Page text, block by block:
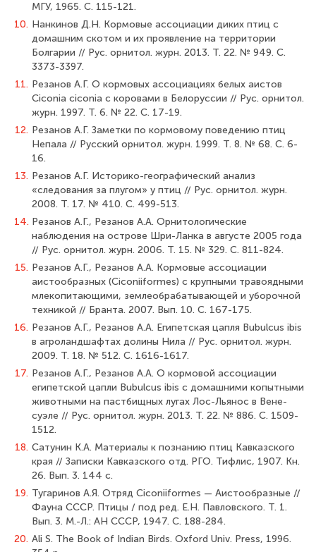
МГУ, 1965. С. 115-121.
10. Нанкинов Д.Н. Кормовые ассоциации диких птиц с
домашним скотом и их проявление на территории
Болгарии // Рус. орнитол. журн. 2013. Т. 22. № 949. С.
3373-3397.
11. Резанов А.Г. О кормовых ассоциациях белых аистов
Ciconia ciconia с корова­ми в Белоруссии // Рус. орнитол.
журн. 1997. Т. 6. № 22. С. 17-19.
12. Резанов А.Г. Заметки по кормовому поведению птиц
Непала // Русский орни­тол. журн. 1999. Т. 8. № 68. С. 6-
16.
13. Резанов А.Г. Историко-географический анализ
«следования за плугом» у птиц // Рус. орнитол. журн.
2008. Т. 17. № 410. С. 499-513.
14. Резанов А.Г., Резанов А.А. Орнитологические
наблюдения на острове Шри-Ланка в августе 2005 года
// Рус. орнитол. журн. 2006. Т. 15. № 329. С. 811-824.
15. Резанов А.Г., Резанов А.А. Кормовые ассоциации
аистообразных (Ciconiiformes) с крупными травоядными
млекопитающими, землеобрабатывающей и уборочной
техникой // Бранта. 2007. Вып. 10. С. 167-175.
16. Резанов А.Г., Резанов А.А. Египетская цапля Bubulcus ibis
в агроландшафтах долины Нила // Рус. орнитол. журн.
2009. Т. 18. № 512. С. 1616-1617.
17. Резанов А.Г., Резанов А.А. О кормовой ассоциации
египетской цапли Bubulcus ibis с домашними копытными
животными на пастбищных лугах Лос-Льянос в Вене­
суэле // Рус. орнитол. журн. 2013. Т. 22. № 886. С. 1509-
1512.
18. Сатунин К.А. Материалы к познанию птиц Кавказского
края // Записки Кавказского отд. РГО. Тифлис, 1907. Кн.
26. Вып. 3. 144 с.
19. Тугаринов А.Я. Отряд Ciconiiformes — Аистообразные //
Фауна СССР. Птицы / под ред. Е.Н. Павловского. Т. 1.
Вып. 3. М.-Л.: АН СССР, 1947. С. 188-284.
20. Ali S. The Book of Indian Birds. Oxford Univ. Press, 1996.